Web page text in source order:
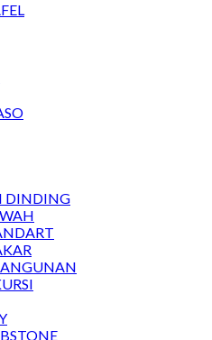
DINDING